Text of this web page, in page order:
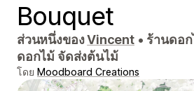
Bouquet
ส่วนหนึ่งของVincent • ร้านดอ
ดอกไม้ จัดส่งต้นไม้
โดย Moodboard Creations